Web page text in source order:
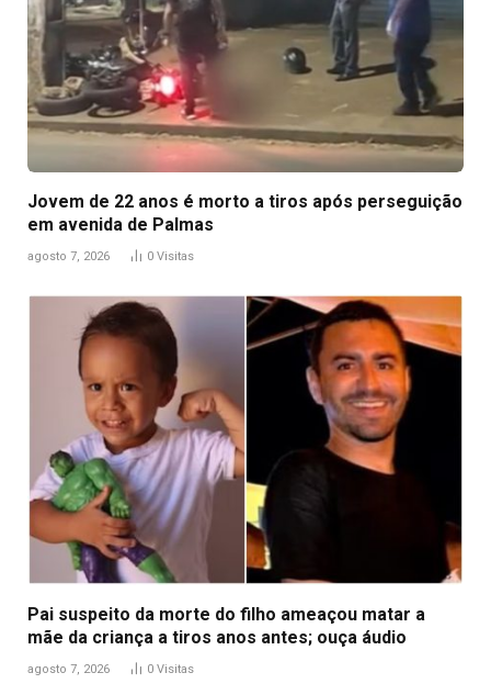
Jovem de 22 anos é morto a tiros após perseguição
em avenida de Palmas
agosto 7, 2026 0 Visitas
Pai suspeito da morte do filho ameaçou matar a
mãe da criança a tiros anos antes; ouça áudio
agosto 7, 2026 0 Visitas